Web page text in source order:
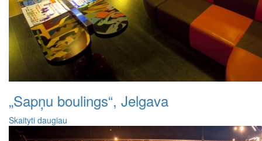
„Sapņu boulings“, Jelgava
Skaityti daugiau